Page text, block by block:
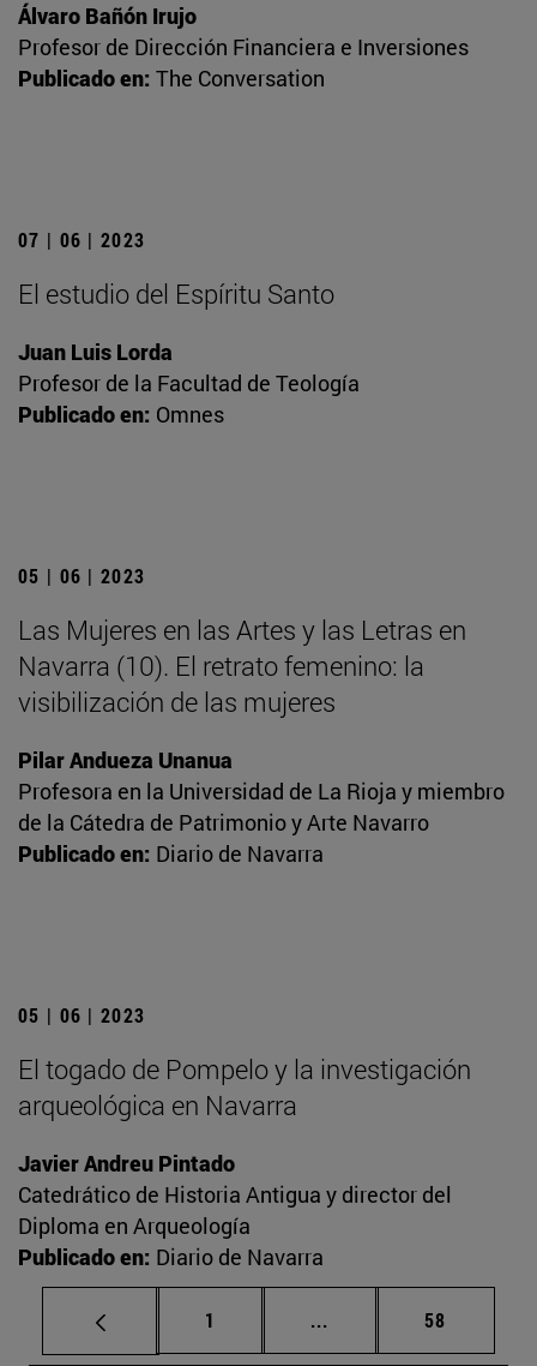
Álvaro Bañón Irujo
Profesor de Dirección Financiera e Inversiones
Publicado en: The Conversation
07 | 06 | 2023
El estudio del Espíritu Santo
Juan Luis Lorda
Profesor de la Facultad de Teología
Publicado en: Omnes
05 | 06 | 2023
Las Mujeres en las Artes y las Letras en
Navarra (10). El retrato femenino: la
visibilización de las mujeres
Pilar Andueza Unanua
Profesora en la Universidad de La Rioja y miembro
de la Cátedra de Patrimonio y Arte Navarro
Publicado en: Diario de Navarra
05 | 06 | 2023
El togado de Pompelo y la investigación
arqueológica en Navarra
Javier Andreu Pintado
Catedrático de Historia Antigua y director del
Diploma en Arqueología
Publicado en: Diario de Navarra
Página
1 ... Páginas intermedias
Página
58